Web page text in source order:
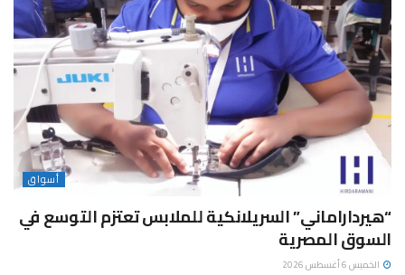
أسواق
“هيرداراماني” السريلانكية للملابس تعتزم التوسع في
السوق المصرية
الخميس 6 أغسطس 2026